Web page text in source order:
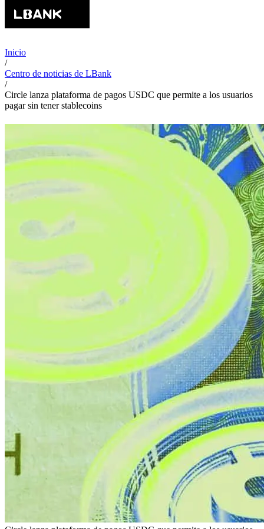
Inicio
/
Centro de noticias de LBank
/
Circle lanza plataforma de pagos USDC que permite a los usuarios
pagar sin tener stablecoins